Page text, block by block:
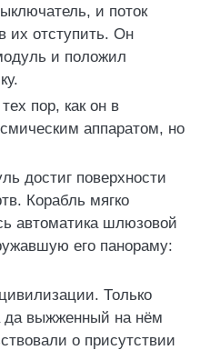
и поток
их отступить. Он
и положил
пор, как он в
аппаратом, но
достиг поверхности
Корабль мягко
автоматика шлюзовой
его панораму:
Только
да выжженный на нём
о присутствии